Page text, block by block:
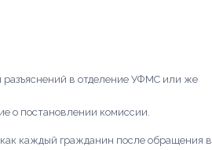
в отделение УФМС или же
о постановлении комиссии.
каждый гражданин после обращения в